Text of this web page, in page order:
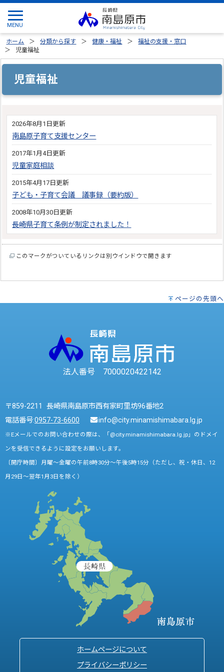
ホーム 分類から探す 健康・福祉
福祉の支援・窓口
児童福祉
児童福祉
2026年8月1日更新
南島原子育て支援センター
2017年1月4日更新
児童家庭相談
2015年4月17日更新
子ども・子育て会議 議事録（要約版）
2008年10月30日更新
長崎県子育て条例が制定されました！
このマークがついているリンクは別ウインドウで開きます
ページの先頭へ
法人番号 7000020422142
〒859-2211 長崎県南島原市西有家町里坊96番地2
電話番号:0957-73-6600 info@city.minamishimabara.lg.jp
※Eメールでのお問い合わせの際は、「@city.minamishimabara.lg.jp」のドメイ
ンを受信できるように設定をお願いします。
〔開庁時間〕月曜～金曜の午前8時30分～午後5時15分（ただし、祝・休日、12
月29日～翌年1月3日を除く）
ホームページについて
プライバシーポリシー